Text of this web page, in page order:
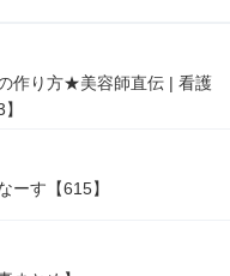
作り方★美容師直伝 | 看護
ーす【615】